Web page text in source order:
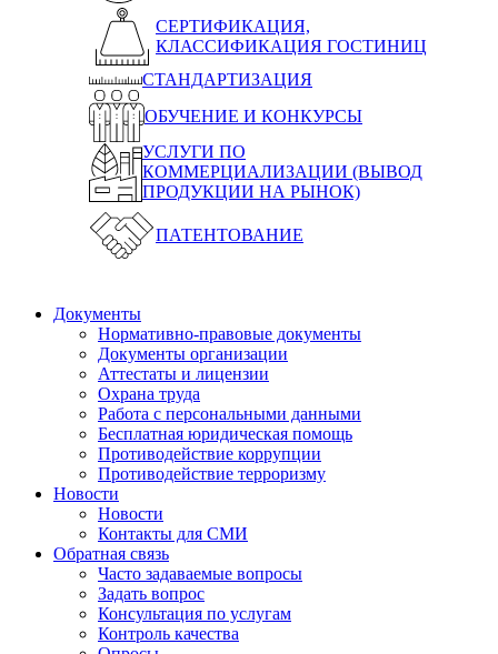
СЕРТИФИКАЦИЯ,
КЛАССИФИКАЦИЯ ГОСТИНИЦ
СТАНДАРТИЗАЦИЯ
ОБУЧЕНИЕ И КОНКУРСЫ
УСЛУГИ ПО
КОММЕРЦИАЛИЗАЦИИ (ВЫВОД
ПРОДУКЦИИ НА РЫНОК)
ПАТЕНТОВАНИЕ
Документы
Нормативно-правовые документы
Документы организации
Аттестаты и лицензии
Охрана труда
Работа с персональными данными
Бесплатная юридическая помощь
Противодействие коррупции
Противодействие терроризму
Новости
Новости
Контакты для СМИ
Обратная связь
Часто задаваемые вопросы
Задать вопрос
Консультация по услугам
Контроль качества